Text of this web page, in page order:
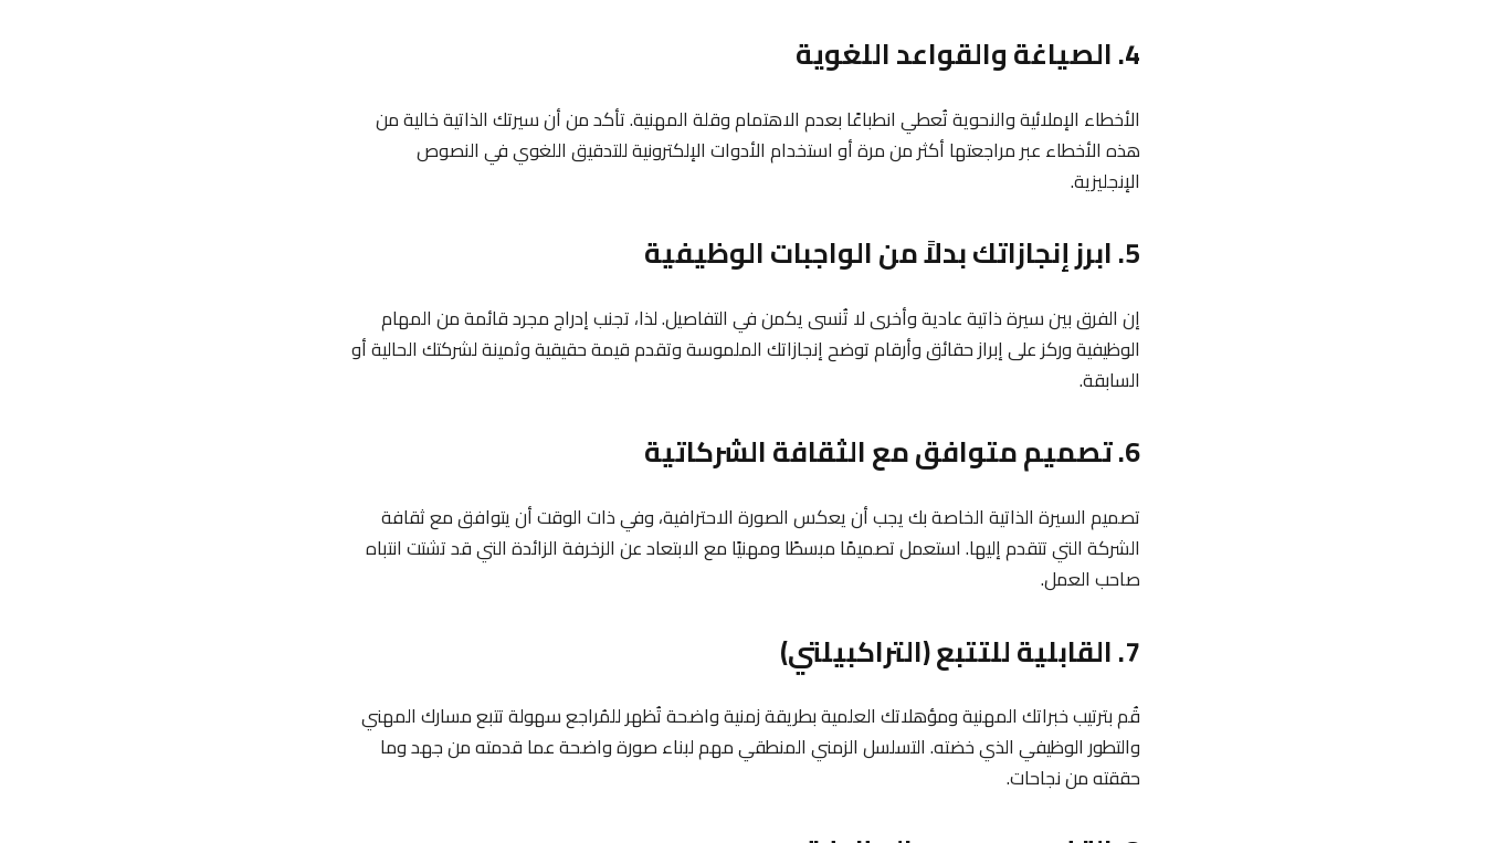
4. الصياغة والقواعد اللغوية
الأخطاء الإملائية والنحوية تُعطي انطباعًا بعدم الاهتمام وقلة المهنية. تأكد من أن سيرتك الذاتية خالية من
هذه الأخطاء عبر مراجعتها أكثر من مرة أو استخدام الأدوات الإلكترونية للتدقيق اللغوي في النصوص
الإنجليزية.
5. ابرز إنجازاتك بدلاً من الواجبات الوظيفية
إن الفرق بين سيرة ذاتية عادية وأخرى لا تُنسى يكمن في التفاصيل. لذا، تجنب إدراج مجرد قائمة من المهام
الوظيفية وركز على إبراز حقائق وأرقام توضح إنجازاتك الملموسة وتقدم قيمة حقيقية وثمينة لشركتك الحالية أو
السابقة.
6. تصميم متوافق مع الثقافة الشركاتية
تصميم السيرة الذاتية الخاصة بك يجب أن يعكس الصورة الاحترافية، وفي ذات الوقت أن يتوافق مع ثقافة
الشركة التي تتقدم إليها. استعمل تصميمًا مبسطًا ومهنيًا مع الابتعاد عن الزخرفة الزائدة التي قد تشتت انتباه
صاحب العمل.
7. القابلية للتتبع (التراكبيلتي)
قُم بترتيب خبراتك المهنية ومؤهلاتك العلمية بطريقة زمنية واضحة تُظهر للمُراجع سهولة تتبع مسارك المهني
والتطور الوظيفي الذي خضته. التسلسل الزمني المنطقي مهم لبناء صورة واضحة عما قدمته من جهد وما
حققته من نجاحات.